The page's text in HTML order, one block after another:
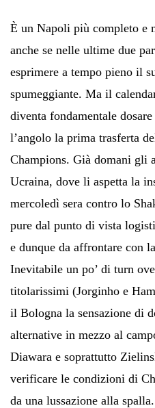
È un Napoli più completo e
anche se nelle ultime due
esprimere a tempo pieno il
spumeggiante. Ma il
diventa fondamentale
l’angolo la prima trasferta
Champions. Già domani gli
Ucraina, dove li aspetta la
mercoledì sera contro lo
pure dal punto di vista
e dunque da affrontare con
Inevitabile un po’ di turn
titolarissimi (Jorginho e
il Bologna la sensazione di
alternative in mezzo al
Diawara e soprattutto
verificare le condizioni di
da una lussazione alla